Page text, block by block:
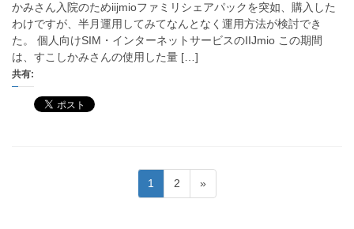
かみさん入院のためiijmioファミリシェアパックを突如、購入した
わけですが、半月運用してみてなんとなく運用方法が検討でき
た。 個人向けSIM・インターネットサービスのIIJmio この期間
は、すこしかみさんの使用した量 […]
共有:
固
定
1
固
定
2 »